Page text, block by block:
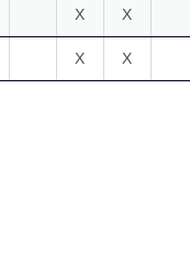
X X
X X